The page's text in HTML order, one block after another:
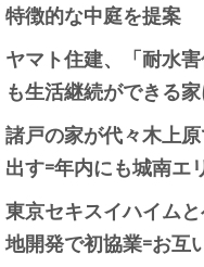
特徴的な中庭を提案
ヤマト住建、「耐水
も生活継続ができる
諸戸の家が代々木上
出す=年内にも城南エ
東京セキスイハイム
地開発で初協業=お互